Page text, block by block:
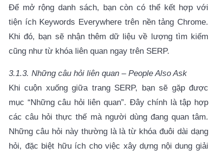
Để mở rộng danh sách, bạn còn có thể kết hợp với
tiện ích Keywords Everywhere trên nền tảng Chrome.
Khi đó, bạn sẽ nhận thêm dữ liệu về lượng tìm kiếm
cũng như từ khóa liên quan ngay trên SERP.
3.1.3. Những câu hỏi liên quan – People Also Ask
Khi cuộn xuống giữa trang SERP, bạn sẽ gặp được
mục “Những câu hỏi liên quan”. Đây chính là tập hợp
các câu hỏi thực thế mà người dùng đang quan tâm.
Những câu hỏi này thường là là từ khóa đuôi dài dạng
hỏi, đặc biệt hữu ích cho việc xây dựng nội dung giải